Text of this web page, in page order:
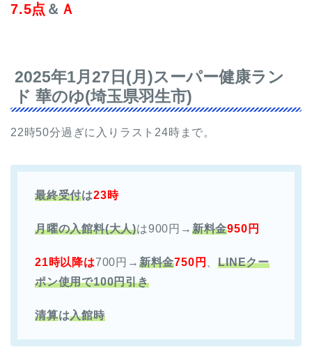
7.5点 ＆ Ａ
2025年1月27日(月)スーパー健康ラン
ド 華のゆ(埼玉県羽生市)
22時50分過ぎに入りラスト24時まで。
最終受付は23時
月曜の入館料(大人)は900円→ 新料金950円
21時以降は700円→ 新料金750円 、LINEクー
ポン使用で100円引き
清算は入館時